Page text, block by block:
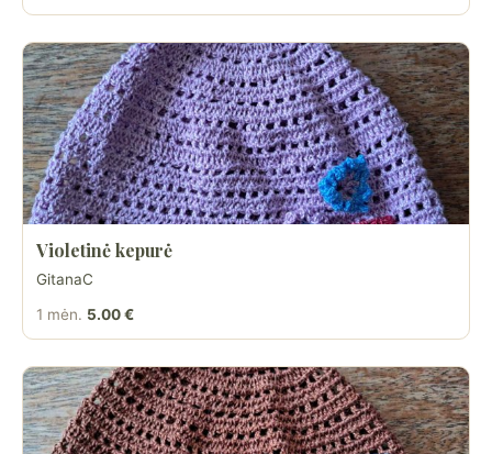
Violetinė kepurė
GitanaC
1 mėn. 5.00 €